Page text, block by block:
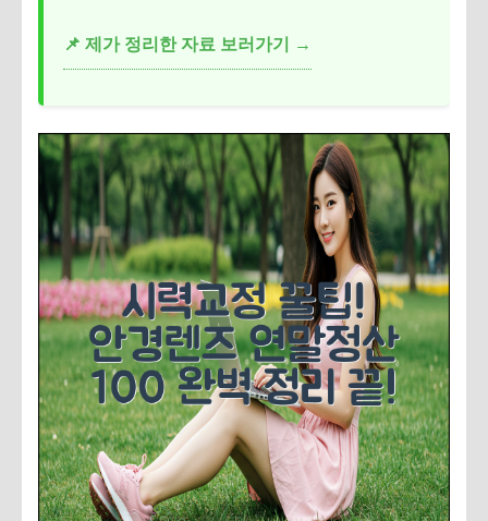
📌 제가 정리한 자료 보러가기 →